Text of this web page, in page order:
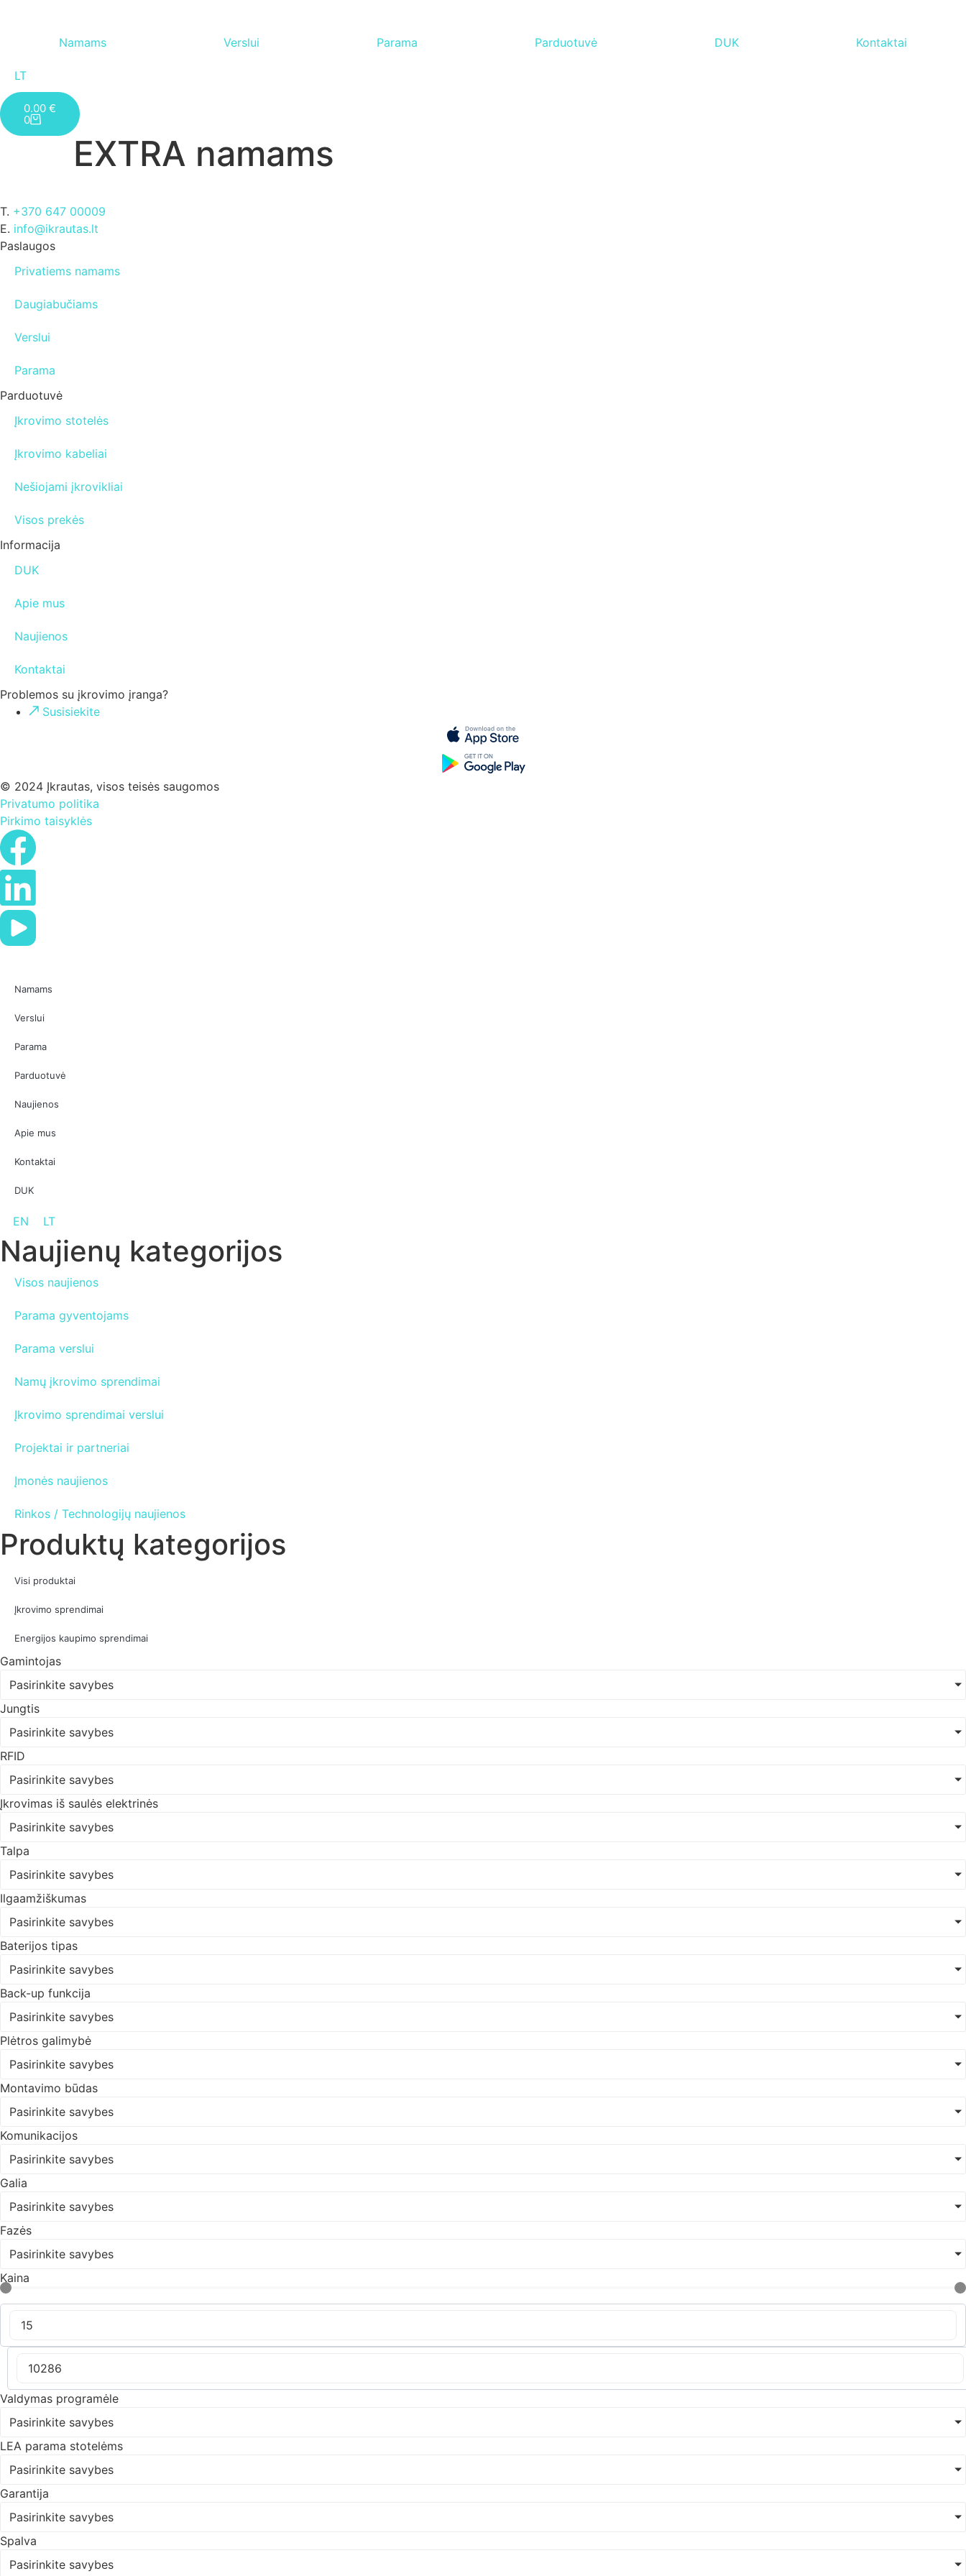
Namams Verslui Parama Parduotuvė DUK Kontaktai
LT
0.00 €
0
EXTRA namams
T. +370 647 00009
E. info@ikrautas.lt
Paslaugos
Privatiems namams
Daugiabučiams
Verslui
Parama
Parduotuvė
Įkrovimo stotelės
Įkrovimo kabeliai
Nešiojami įkrovikliai
Visos prekės
Informacija
DUK
Apie mus
Naujienos
Kontaktai
Problemos su įkrovimo įranga?
Susisiekite
© 2024 Įkrautas, visos teisės saugomos
Privatumo politika
Pirkimo taisyklės
Namams
Verslui
Parama
Parduotuvė
Naujienos
Apie mus
Kontaktai
DUK
EN LT
Naujienų kategorijos
Visos naujienos
Parama gyventojams
Parama verslui
Namų įkrovimo sprendimai
Įkrovimo sprendimai verslui
Projektai ir partneriai
Įmonės naujienos
Rinkos / Technologijų naujienos
Produktų kategorijos
Visi produktai
Įkrovimo sprendimai
Energijos kaupimo sprendimai
Gamintojas
Pasirinkite savybes
Jungtis
Pasirinkite savybes
RFID
Pasirinkite savybes
Įkrovimas iš saulės elektrinės
Pasirinkite savybes
Talpa
Pasirinkite savybes
Ilgaamžiškumas
Pasirinkite savybes
Baterijos tipas
Pasirinkite savybes
Back-up funkcija
Pasirinkite savybes
Plėtros galimybė
Pasirinkite savybes
Montavimo būdas
Pasirinkite savybes
Komunikacijos
Pasirinkite savybes
Galia
Pasirinkite savybes
Fazės
Pasirinkite savybes
Kaina
Valdymas programėle
Pasirinkite savybes
LEA parama stotelėms
Pasirinkite savybes
Garantija
Pasirinkite savybes
Spalva
Pasirinkite savybes